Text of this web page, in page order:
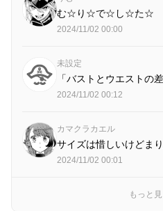
む☆り☆で☆し☆た☆
2024/11/02 00:00
未設定
「バストとウエストの
2024/11/02 00:12
カマクラカエル
サイズは惜しいけどま
2024/11/02 00:01
もっと